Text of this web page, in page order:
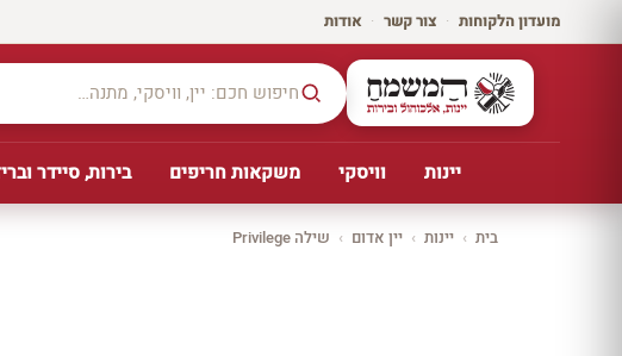
מועדון הלקוחות · צור קשר · אודות
יינות וויסקי משקאות חריפים בירות, סיידר
בית › יינות › יין אדום › שילה Privilege